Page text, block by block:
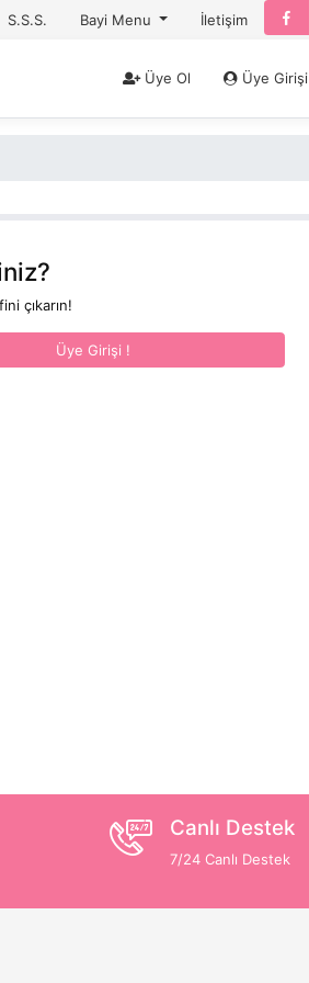
S.S.S. Bayi Menu İletişim
Üye Ol Üye Girişi
çıkarın!
Üye Girişi !
Canlı Destek
7/24 Canlı Destek